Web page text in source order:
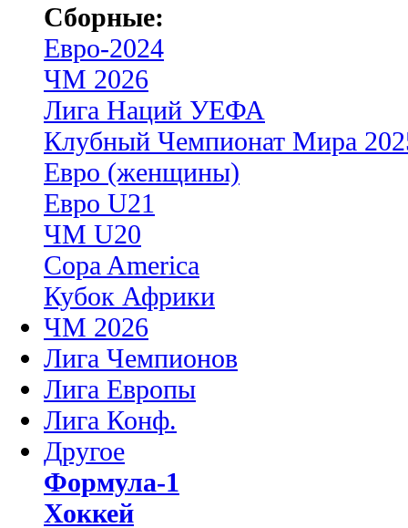
Сборные:
Евро-2024
ЧМ 2026
Лига Наций УЕФА
Клубный Чемпионат Мира
Евро (женщины)
Евро U21
ЧМ U20
Copa America
Кубок Африки
ЧМ 2026
Лига Чемпионов
Лига Европы
Лига Конф.
Другое
Формула-1
Хоккей